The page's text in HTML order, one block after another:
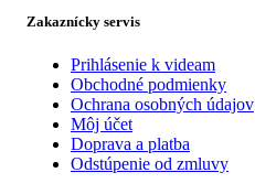
Zakaznícky servis
Prihlásenie k videam
Obchodné podmienky
Ochrana osobných údajov
Môj účet
Doprava a platba
Odstúpenie od zmluvy